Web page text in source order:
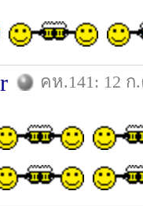
คห.141: 12 ก